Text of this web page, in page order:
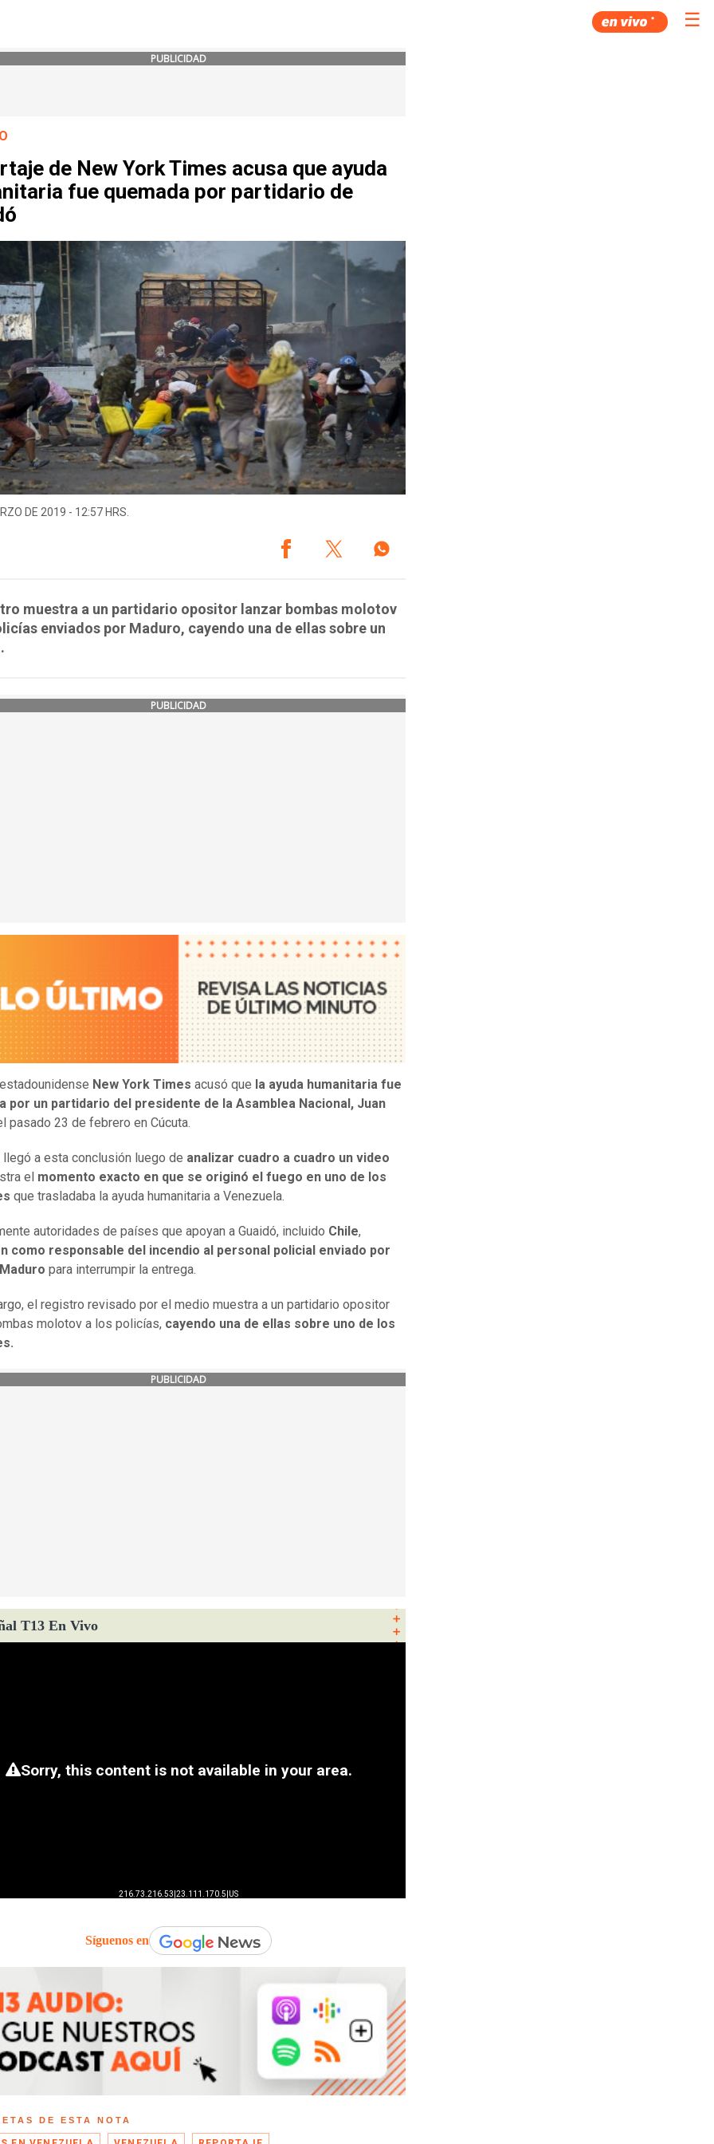
☰
PUBLICIDAD
de New York Times acusa que ayuda
fue quemada por partidario de
DE 2019 - 12:57 HRS.
muestra a un partidario opositor lanzar bombas molotov
enviados por Maduro, cayendo una de ellas sobre un
PUBLICIDAD
New York Times acusó que la ayuda humanitaria fue
por un partidario del presidente de la Asamblea Nacional, Juan
pasado 23 de febrero en Cúcuta.
llegó a esta conclusión luego de analizar cuadro a cuadro un video
el momento exacto en que se originó el fuego en uno de los
que trasladaba la ayuda humanitaria a Venezuela.
autoridades de países que apoyan a Guaidó, incluido Chile,
como responsable del incendio al personal policial enviado por
para interrumpir la entrega.
el registro revisado por el medio muestra a un partidario opositor
molotov a los policías, cayendo una de ellas sobre uno de los
PUBLICIDAD
T13 En Vivo
Síguenos en
DE ESTA NOTA